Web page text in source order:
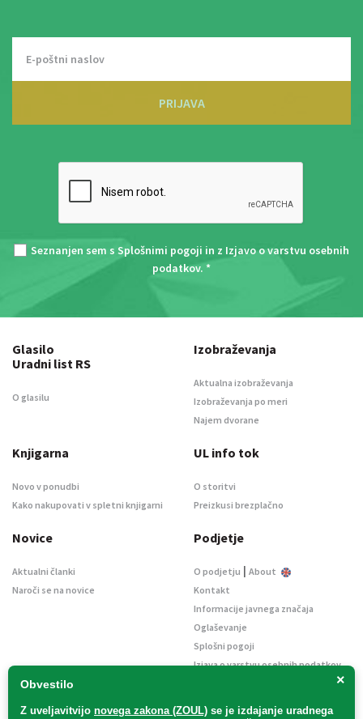
PRIJAVA
Seznanjen sem s Splošnimi pogoji in z Izjavo o varstvu osebnih
podatkov. *
×
Obvestilo
Z uveljavitvijo novega zakona (ZOUL) se je izdajanje uradnega
Glasilo
Uradni list RS
O glasilu
Izobraževanja
Aktualna izobraževanja
Izobraževanja po meri
Najem dvorane
Knjigarna
Novo v ponudbi
Kako nakupovati v spletni knjigarni
UL info tok
O storitvi
Preizkusi brezplačno
Novice
Aktualni članki
Naroči se na novice
Podjetje
O podjetju | About
Kontakt
Informacije javnega značaja
Oglaševanje
Splošni pogoji
Izjava o varstvu osebnih podatkov